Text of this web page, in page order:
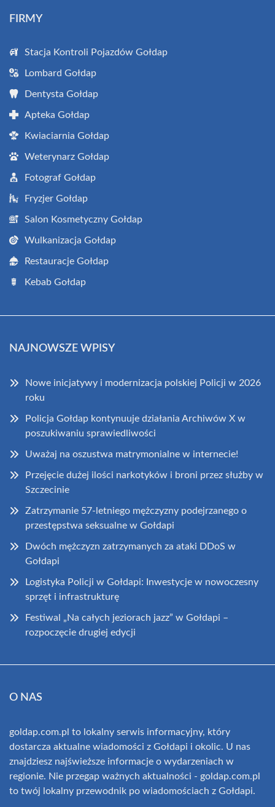
FIRMY
Stacja Kontroli Pojazdów Gołdap
Lombard Gołdap
Dentysta Gołdap
Apteka Gołdap
Kwiaciarnia Gołdap
Weterynarz Gołdap
Fotograf Gołdap
Fryzjer Gołdap
Salon Kosmetyczny Gołdap
Wulkanizacja Gołdap
Restauracje Gołdap
Kebab Gołdap
NAJNOWSZE WPISY
Nowe inicjatywy i modernizacja polskiej Policji w 2026
roku
Policja Gołdap kontynuuje działania Archiwów X w
poszukiwaniu sprawiedliwości
Uważaj na oszustwa matrymonialne w internecie!
Przejęcie dużej ilości narkotyków i broni przez służby w
Szczecinie
Zatrzymanie 57-letniego mężczyzny podejrzanego o
przestępstwa seksualne w Gołdapi
Dwóch mężczyzn zatrzymanych za ataki DDoS w
Gołdapi
Logistyka Policji w Gołdapi: Inwestycje w nowoczesny
sprzęt i infrastrukturę
Festiwal „Na całych jeziorach jazz” w Gołdapi –
rozpoczęcie drugiej edycji
O NAS
goldap.com.pl to lokalny serwis informacyjny, który
dostarcza aktualne wiadomości z Gołdapi i okolic. U nas
znajdziesz najświeższe informacje o wydarzeniach w
regionie. Nie przegap ważnych aktualności - goldap.com.pl
to twój lokalny przewodnik po wiadomościach z Gołdapi.